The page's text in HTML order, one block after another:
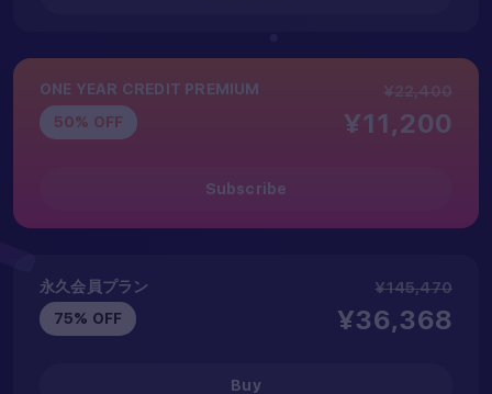
ONE YEAR CREDIT PREMIUM
¥22,400
50% OFF
¥11,200
Subscribe
永久会員プラン
¥145,470
75% OFF
¥36,368
Buy